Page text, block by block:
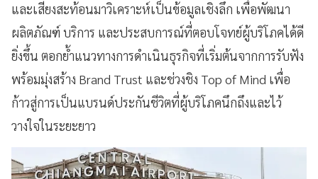
และเสียงสะท้อนมาวิเคราะห์เป็นข้อมูลเชิงลึก เพื่อพัฒนา
ผลิตภัณฑ์ บริการ และประสบการณ์ที่ตอบโจทย์ผู้บริโภคได้ดี
ยิ่งขึ้น ตอกย้ำแนวทางการดำเนินธุรกิจที่เริ่มต้นจากการรับฟัง
พร้อมมุ่งสร้าง Brand Trust และช่วงชิง Top of Mind เพื่อ
ก้าวสู่การเป็นแบรนด์ประกันชีวิตที่ผู้บริโภคนึกถึงและไว้
วางใจในระยะยาว